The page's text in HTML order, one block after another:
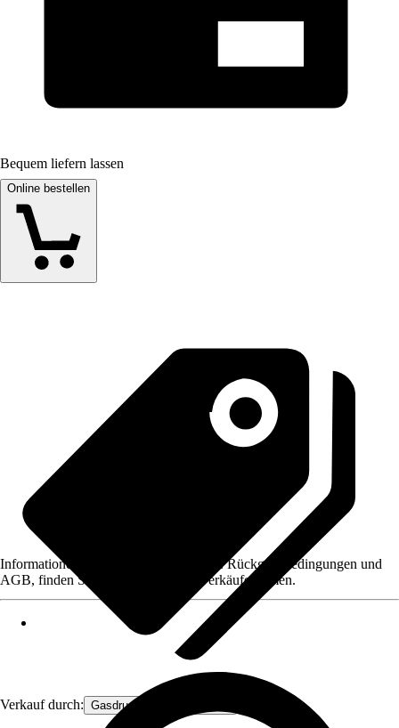
Bequem liefern lassen
Online bestellen
Verkauf durch: Gasdruckfeder Großhandel
Informationen des Verkäufers, wie z. B. Rückgabebedingungen und
AGB, finden Sie bei Klick auf den Verkäufernamen.